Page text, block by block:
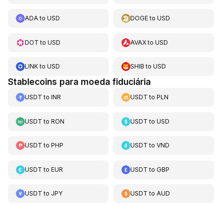
ADAto USD DOGEtoUSD
DOT to USD AVAXtoUSD
LINKto USD SHIB toUSD
Stablecoins para moeda fiduciária
USDT to INR USDT toPLN
USDT to RON USDT toUSD
USDT to PHP USDT toVND
USDT to EUR USDT toGBP
USDT to JPY USDT toAUD